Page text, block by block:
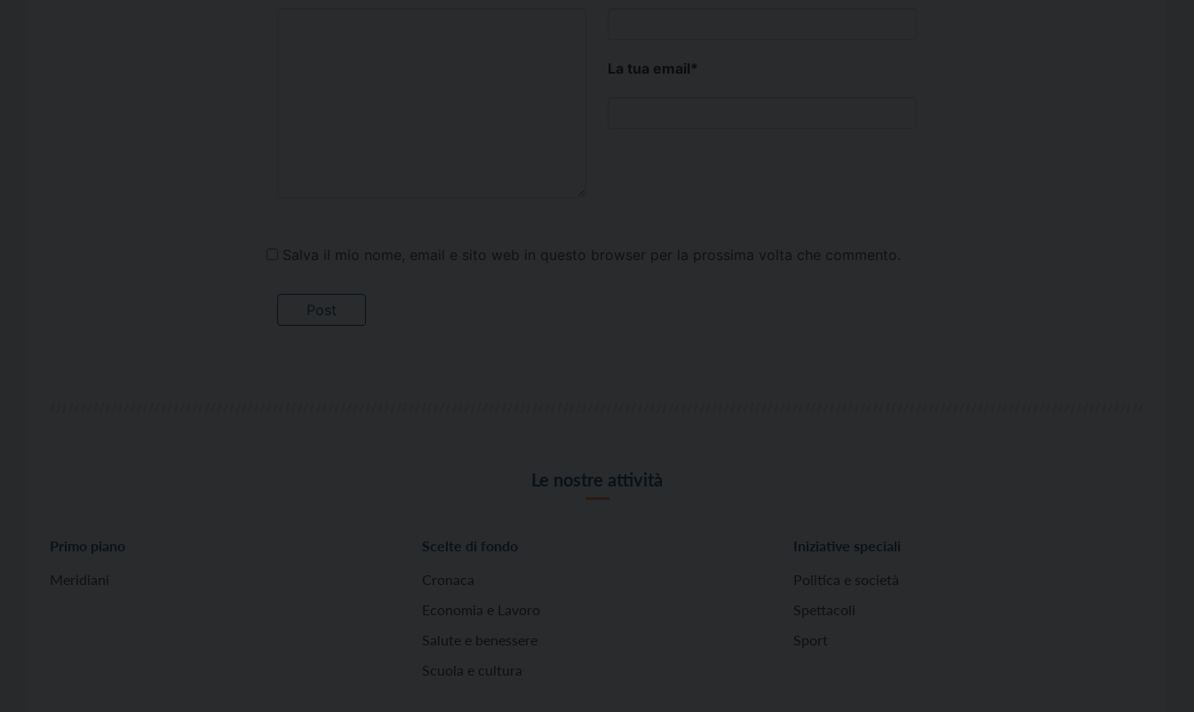
La tua email*
Salva il mio nome, email e sito web in questo browser per la prossima volta che commento.
Le nostre attività
Primo piano
Meridiani
Scelte di fondo
Cronaca
Economia e Lavoro
Salute e benessere
Scuola e cultura
Iniziative speciali
Politica e società
Spettacoli
Sport